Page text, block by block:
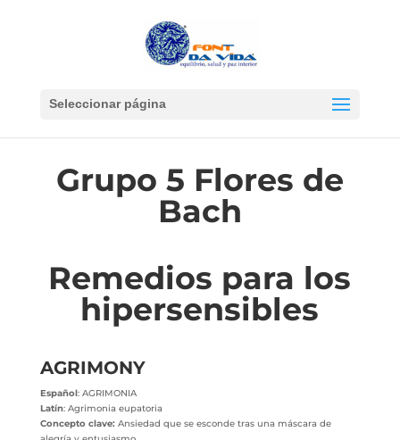
Seleccionar página
Grupo 5 Flores de
Bach
Remedios para los
hipersensibles
AGRIMONY
Español: AGRIMONIA
Latín: Agrimonia eupatoria
Concepto clave:Ansiedad que se esconde tras una máscara de